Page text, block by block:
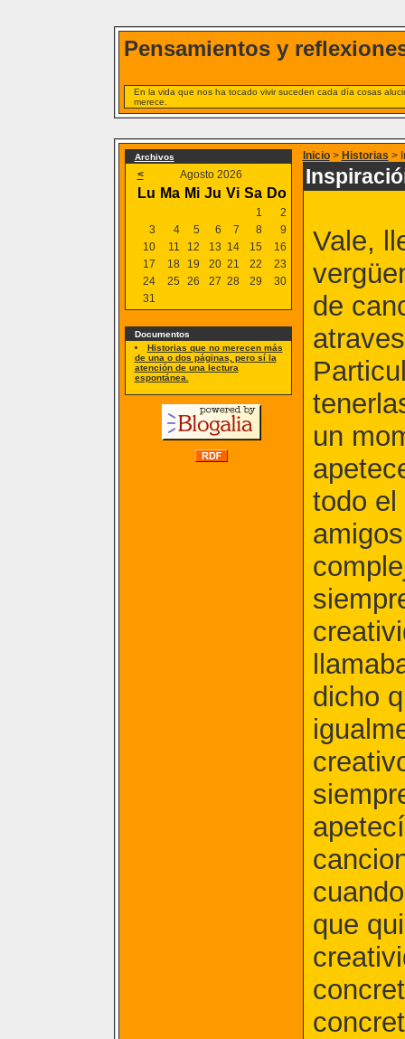
Pensamientos y
En la vida que nos ha tocado vivir suceden cada día cosas
merece.
Archivos
< Agosto 2026
Lu Ma Mi Ju Vi Sa Do
1
2
3
4 5 6 7 8
9
10
11 12 13 14 15
16
17
18 19 20 21 22
23
24
25 26 27 28 29
30
31
Documentos
Historias que no merecen más
de una o dos páginas, pero sí la
atención de una lectura
espontánea.
Inicio> Historias >
Vale,
de
un
todo
dicho
que